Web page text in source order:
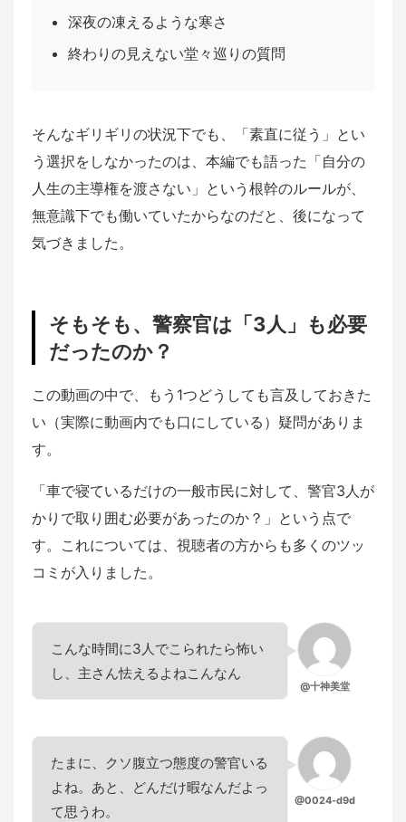
深夜の凍えるような寒さ
終わりの見えない堂々巡りの質問
そんなギリギリの状況下でも、「素直に従う」とい
う選択をしなかったのは、本編でも語った「自分の
人生の主導権を渡さない」という根幹のルールが、
無意識下でも働いていたからなのだと、後になって
気づきました。
そもそも、警察官は「3人」も必要
だったのか？
この動画の中で、もう1つどうしても言及しておきた
い（実際に動画内でも口にしている）疑問がありま
す。
「車で寝ているだけの一般市民に対して、警官3人が
かりで取り囲む必要があったのか？」という点で
す。これについては、視聴者の方からも多くのツッ
コミが入りました。
@十神美堂
こんな時間に3人でこられたら怖い
し、主さん怯えるよねこんなん
@0024-d9d
たまに、クソ腹立つ態度の警官いる
よね。あと、どんだけ暇なんだよっ
て思うわ。